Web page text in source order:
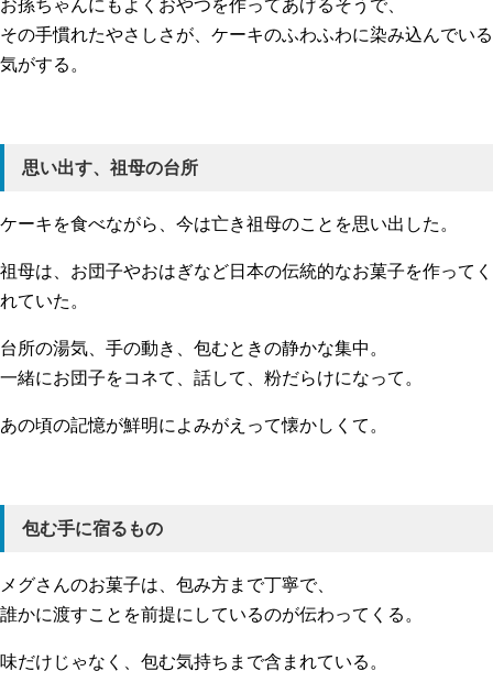
お孫ちゃんにもよくおやつを作ってあげるそうで、
その手慣れたやさしさが、ケーキのふわふわに染み込んでいる
気がする。
思い出す、祖母の台所
ケーキを食べながら、今は亡き祖母のことを思い出した。
祖母は、お団子やおはぎなど日本の伝統的なお菓子を作ってく
れていた。
台所の湯気、手の動き、包むときの静かな集中。
一緒にお団子をコネて、話して、粉だらけになって。
あの頃の記憶が鮮明によみがえって懐かしくて。
包む手に宿るもの
メグさんのお菓子は、包み方まで丁寧で、
誰かに渡すことを前提にしているのが伝わってくる。
味だけじゃなく、包む気持ちまで含まれている。